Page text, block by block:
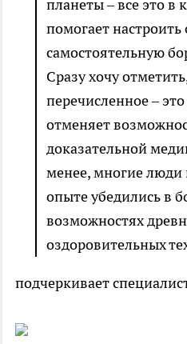
планеты – все это в
помогает
самостоятельную
Сразу хочу
перечисленное –
отменяет
доказательной
менее, многие люди
опыте убедились в
возможностях
оздоровительных
подчеркивает